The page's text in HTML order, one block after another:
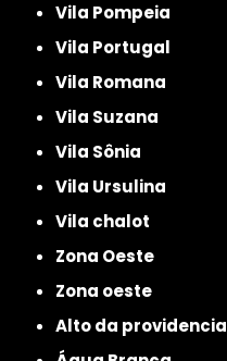
Vila Pompeia
Vila Portugal
Vila Romana
Vila Suzana
Vila Sônia
Vila Ursulina
Vila chalot
Zona Oeste
Zona oeste
alto da providencia